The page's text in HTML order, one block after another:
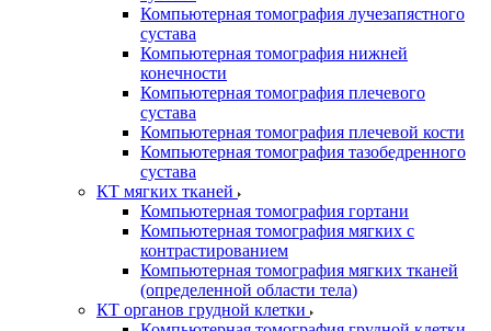
Компьютерная томография лучезапястного
сустава
Компьютерная томография нижней
конечности
Компьютерная томография плечевого
сустава
Компьютерная томография плечевой кости
Компьютерная томография тазобедренного
сустава
КТ мягких тканей
Компьютерная томография гортани
Компьютерная томография мягких с
контрастированием
Компьютерная томография мягких тканей
(определенной области тела)
КТ органов грудной клетки